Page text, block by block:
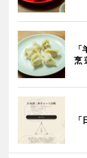
烹